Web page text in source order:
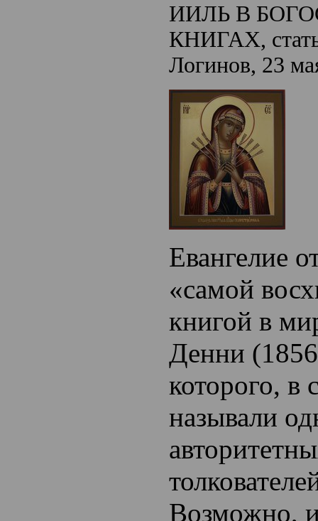
ИИЛЬ В
КНИГАХ,
Логинов, 23
Евангелие
«самой
книгой в
Денни
которого, в
называли
Возможно,